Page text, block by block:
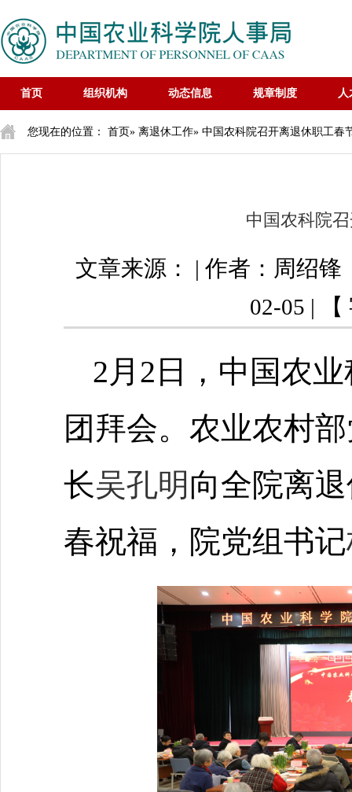
首页 组织机构 动态信息 规章制度 人
您现在的位置： 首页» 离退休工作» 中国农科院召开离退休职工春
中国农科院
文章来源： | 作者：周绍
02-05 | 【
2月2日，中国农
团拜会。农业农村
长吴孔明向全院离
春祝福，院党组书记